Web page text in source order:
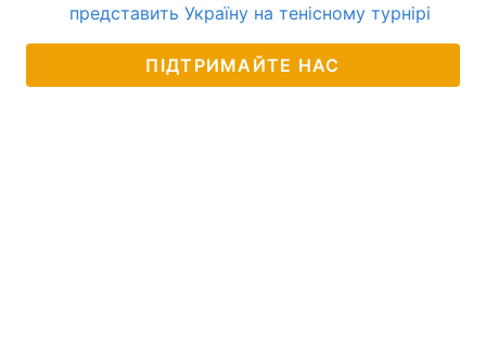
представить Україну на тенісному турнірі
ПІДТРИМАЙТЕ НАС